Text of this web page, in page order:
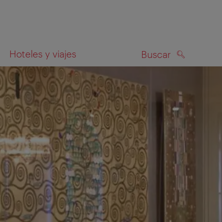
Hoteles y viajes Buscar
mapa BUSCAR